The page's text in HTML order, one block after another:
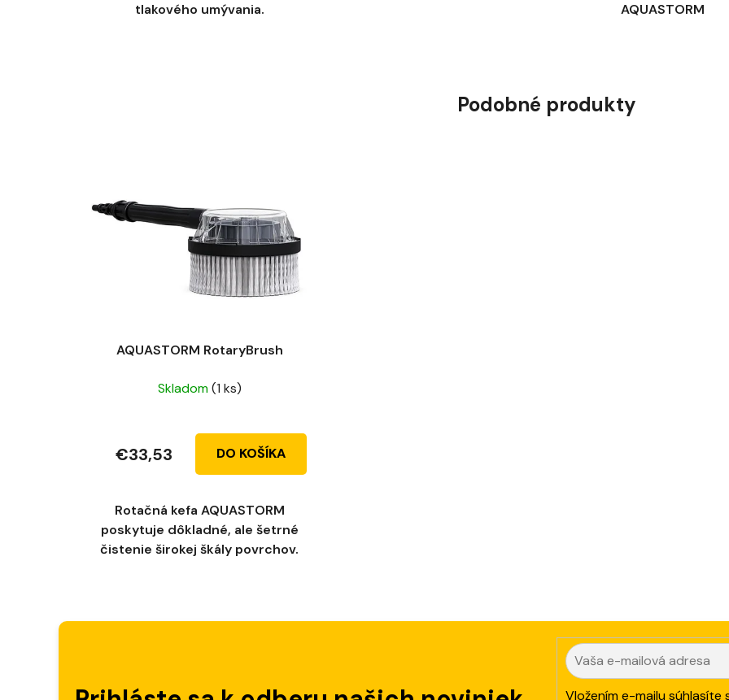
tlakového umývania.
AQUASTORM
Podobné produkty
AQUASTORM RotaryBrush
Skladom(1 ks)
DO KOŠÍKA
€33,53
Rotačná kefa AQUASTORM
poskytuje dôkladné, ale šetrné
čistenie širokej škály povrchov.
Vložením e-mailu súhlasíte